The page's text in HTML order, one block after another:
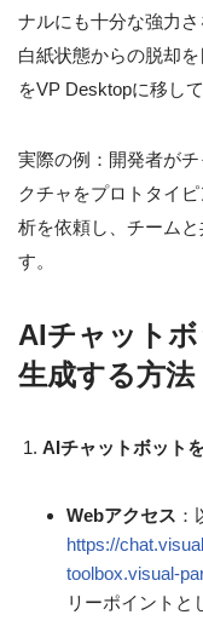
ナルにも十分な強力さ
白紙状態からの脱却
をVP Desktopに移し
実際の例：開発者が
クチャをプロトタイ
析を依頼し、チーム
す。
AIチャット
生成する方法
AIチャットボット
Webアクセス
https://
toolbox.visual-
リーポイントと